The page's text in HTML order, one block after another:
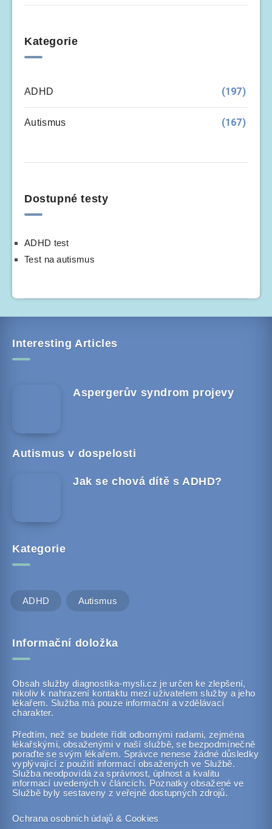
Kategorie
ADHD (197)
Autismus (167)
Dostupné testy
ADHD test
Test na autismus
Interesting Articles
Aspergerův syndrom projevy
Autismus v dospelosti
Jak se chová dítě s ADHD?
Kategorie
ADHD Autismus
Informační doložka
Obsah služby diagnostika-mysli.cz je určen ke zlepšení,
nikoliv k nahrazení kontaktu mezi uživatelem služby a jeho
lékařem. Služba má pouze informační a vzdělávací
charakter.
Předtím, než se budete řídit odbornými radami, zejména
lékařskými, obsaženými v naší službě, se bezpodmínečně
poraďte se svým lékařem. Správce nenese žádné důsledky
vyplývající z použití informací obsažených ve Službě.
Služba neodpovídá za správnost, úplnost a kvalitu
informací uvedených v článcích. Poznatky obsažené ve
Službě byly sestaveny z veřejně dostupných zdrojů.
Ochrana osobních údajů & Cookies